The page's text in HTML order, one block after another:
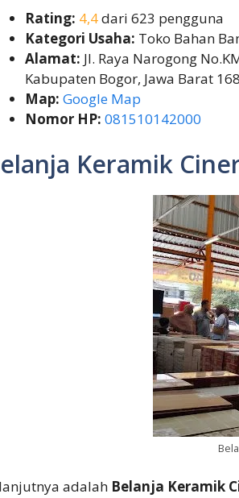
Rating: 4,4dari 623 pengguna
Kategori Usaha: Toko Bahan
Alamat: Jl. Raya Narogong
Kabupaten Bogor, Jawa Barat
Map: Google Map
Nomor HP: 081510142000
Keramik
adalah Belanja Keramik